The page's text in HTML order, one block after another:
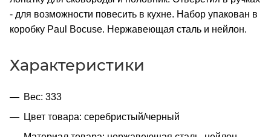
- для возможности повесить в кухне. Набор упакован в
коробку Paul Bocuse. Нержавеющая сталь и нейлон.
Характеристики
Вес: 333
Цвет товара: серебристый/черный